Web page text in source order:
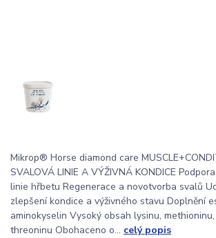
Mikrop® Horse diamond care
SVALOVÁ LINIE A VÝŽIVNÁ KONDICE
linie hřbetu Regenerace a novotvorba svalů
zlepšení kondice a výživného stavu Doplnění
aminokyselin Vysoký obsah lysinu,
threoninu Obohaceno o... celý popis